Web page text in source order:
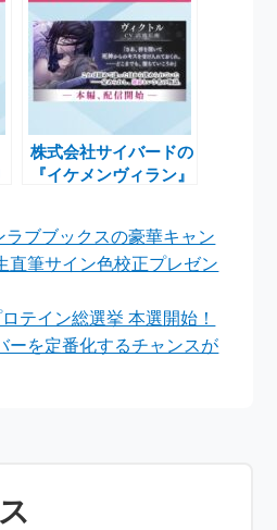
株式会社サイバードの
『イケメンヴィラン』
ブブックスの豪華キャン
直筆サイン色校正プレゼン
テイン総選挙 本選開始！
ーを定番化するチャンスが